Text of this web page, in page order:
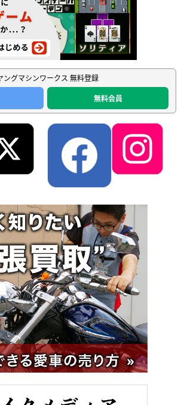
ングマシンワークス 無料登録
無料会員